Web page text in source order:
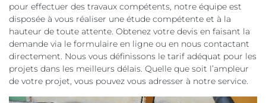
pour effectuer des travaux compétents, notre équipe est
disposée à vous réaliser une étude compétente et à la
hauteur de toute attente. Obtenez votre devis en faisant la
demande via le formulaire en ligne ou en nous contactant
directement. Nous vous définissons le tarif adéquat pour les
projets dans les meilleurs délais. Quelle que soit l’ampleur
de votre projet, vous pouvez vous adresser à notre service.